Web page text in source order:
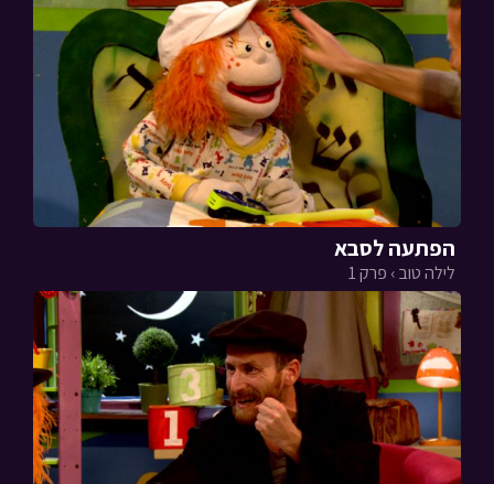
הפתעה לסבא
לילה טוב › פרק 1